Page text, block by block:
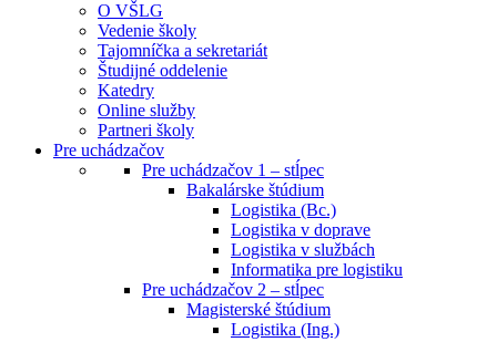
O VŠLG
Vedenie školy
Tajomníčka a sekretariát
Študijné oddelenie
Katedry
Online služby
Partneri školy
Pre uchádzačov
Pre uchádzačov 1 – stĺpec
Bakalárske štúdium
Logistika (Bc.)
Logistika v doprave
Logistika v službách
Informatika pre logistiku
Pre uchádzačov 2 – stĺpec
Magisterské štúdium
Logistika (Ing.)